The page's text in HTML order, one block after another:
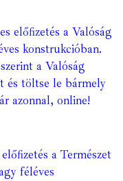
előfizetés a Valóság
konstrukcióban.
a Valóság
és töltse le bármely
azonnal, online!
a Természet
féléves